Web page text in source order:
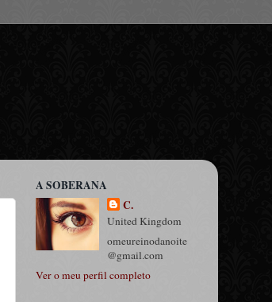
A SOBERANA
C.
United Kingdom
omeureinodanoite
@gmail.com
Ver o meu perfil completo